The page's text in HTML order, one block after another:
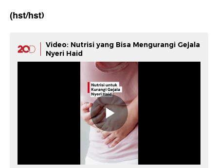
(hst/hst)
Video: Nutrisi yang Bisa Mengurangi Gejala
Nyeri Haid